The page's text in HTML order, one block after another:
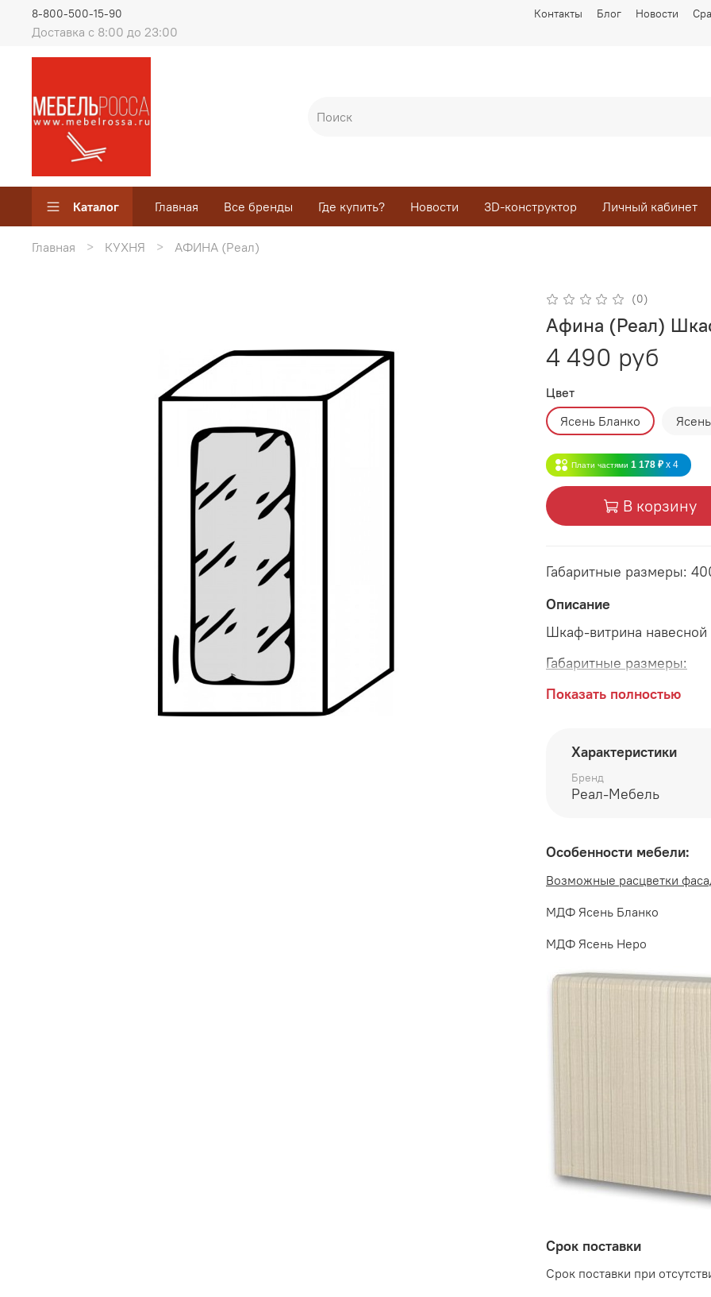
Контакты Блог Новости
Доставка с 8:00 до 23:00
8-800-500-15-90
Каталог Главная Все бренды Где купить? Новости 3D-конструктор Личный кабинет
Главная КУХНЯ АФИНА (Реал)
(0)
Афина (Реал)
4 490 руб
Цвет
Ясень Бланко
Плати частями 1 178 ₽ x 4
В корзину
Габаритные размеры:
Описание
Шкаф-витрина
Габаритные размеры:
длина 400 мм
высота 720 мм
Показать полностью
Характеристики
Бренд
Реал-Мебель
Особенности мебели:
Возможные расцветки
МДФ Ясень Бланко
МДФ Ясень Неро
Срок поставки
Срок поставки при